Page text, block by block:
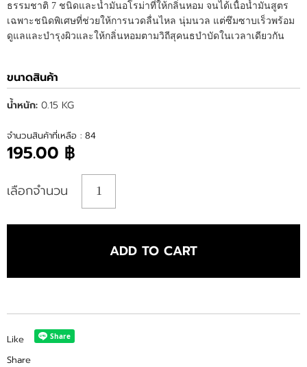
ธรรมชาติ 7 ชนิดและน้ำมันอโรม่าที่ให้กลิ่นหอม จนได้เนื้อน้ำมันสูตร
เฉพาะชนิดพิเศษที่ช่วยให้การนวดลื่นไหล นุ่มนวล แต่ซึมซาบเร็วพร้อม
ดูแลและบำรุงผิวและให้กลิ่นหอมตามวิถีสุคนธบำบัดในเวลาเดียวกัน
ขนาดสินค้า
น้ำหนัก: 0.15 KG
จำนวนสินค้าที่เหลือ : 84
195.00 ฿
เลือกจำนวน
ADD TO CART
Like
Share